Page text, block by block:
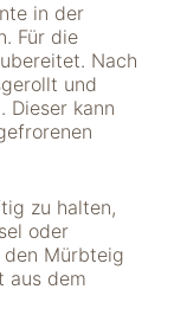
in der
Für die
Nach
und
Dieser kann
zu halten,
oder
den Mürbteig
aus dem